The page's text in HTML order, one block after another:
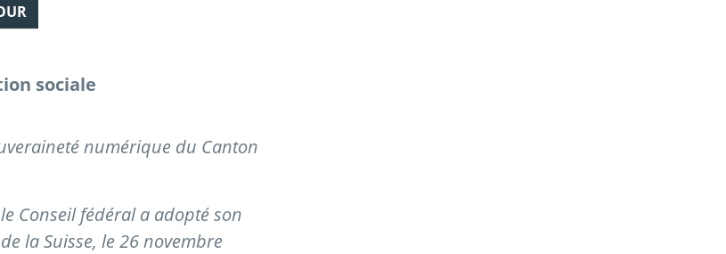
sociale
numérique du Canton
Conseil fédéral a adopté son
la Suisse, le 26 novembre